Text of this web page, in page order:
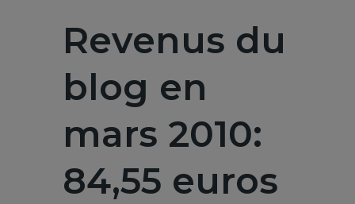
Revenus du
blog en
mars 2010:
84,55 euros